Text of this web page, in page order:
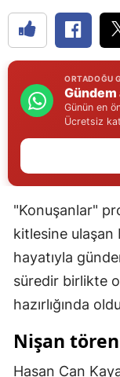
ORTADOĞU
Günün en
Ücretsiz
"Konuşanlar"
kitlesine ulaşan
hayatıyla
süredir birlikte
hazırlığında
Nişan
Hasan Can